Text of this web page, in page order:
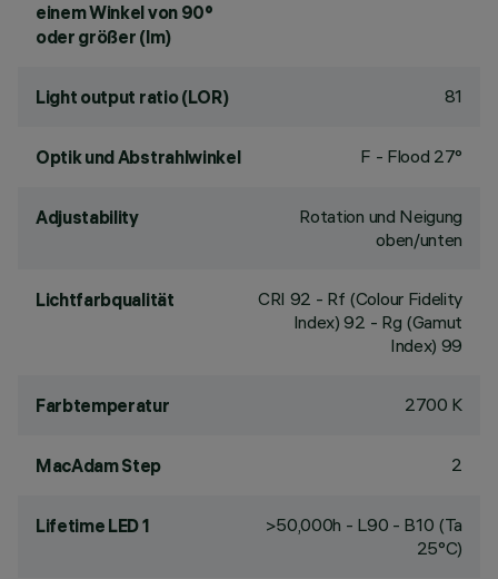
einem Winkel von 90°
oder größer (lm)
Light output ratio (LOR) 81
Optik und Abstrahlwinkel F - Flood 27°
Adjustability
Rotation und Neigung
oben/unten
Lichtfarbqualität CRI 92 - Rf (Colour Fidelity
Index) 92 - Rg (Gamut
Index) 99
Farbtemperatur 2700 K
MacAdam Step 2
Lifetime LED 1
>50,000h - L90 - B10 (Ta
25°C)